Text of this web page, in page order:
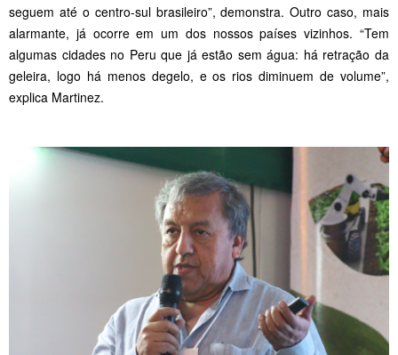
seguem até o centro-sul brasileiro”, demonstra. Outro caso, mais
alarmante, já ocorre em um dos nossos países vizinhos. “Tem
algumas cidades no Peru que já estão sem água: há retração da
geleira, logo há menos degelo, e os rios diminuem de volume”,
explica Martinez.